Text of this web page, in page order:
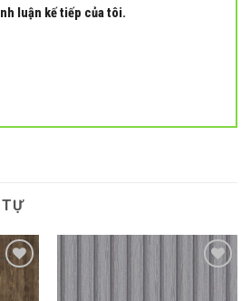
luận kế tiếp của tôi.
Add to
wishlist